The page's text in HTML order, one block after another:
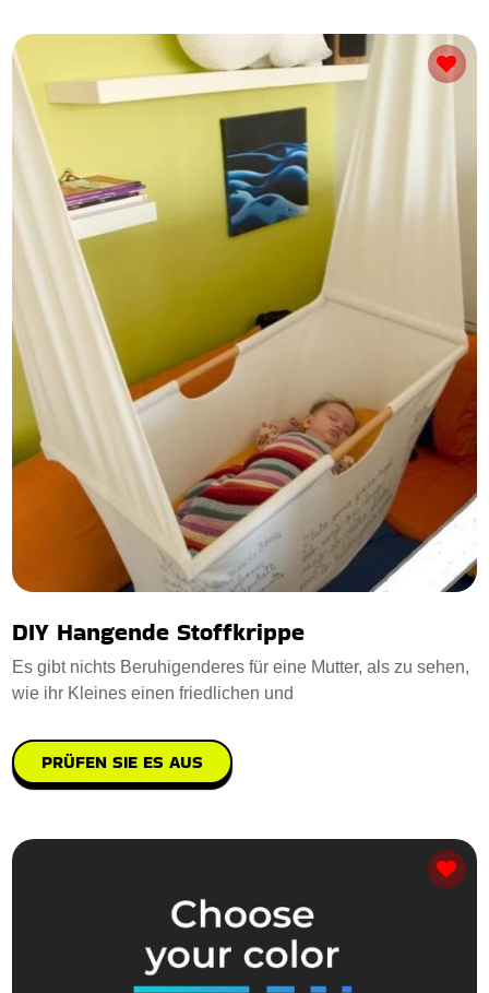
DIY Hangende Stoffkrippe
Es gibt nichts Beruhigenderes für eine Mutter, als zu sehen,
wie ihr Kleines einen friedlichen und
PRÜFEN SIE ES AUS